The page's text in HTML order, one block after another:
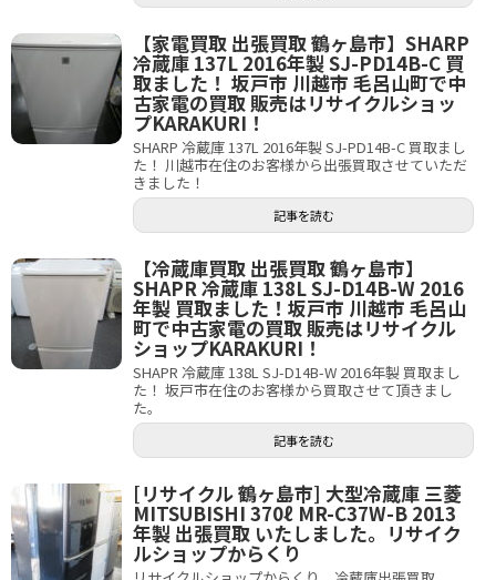
【家電買取 出張買取 鶴ヶ島市】SHARP
冷蔵庫 137L 2016年製 SJ-PD14B-C 買
取ました！ 坂戸市 川越市 毛呂山町で中
古家電の買取 販売はリサイクルショッ
プKARAKURI！
SHARP 冷蔵庫 137L 2016年製 SJ-PD14B-C 買取まし
た！ 川越市在住のお客様から出張買取させていただ
きました！
記事を読む
【冷蔵庫買取 出張買取 鶴ヶ島市】
SHAPR 冷蔵庫 138L SJ-D14B-W 2016
年製 買取ました！坂戸市 川越市 毛呂山
町で中古家電の買取 販売はリサイクル
ショップKARAKURI！
SHAPR 冷蔵庫 138L SJ-D14B-W 2016年製 買取まし
た！ 坂戸市在住のお客様から買取させて頂きまし
た。
記事を読む
[リサイクル 鶴ヶ島市] 大型冷蔵庫 三菱
MITSUBISHI 370ℓ MR-C37W-B 2013
年製 出張買取 いたしました。リサイク
ルショップからくり